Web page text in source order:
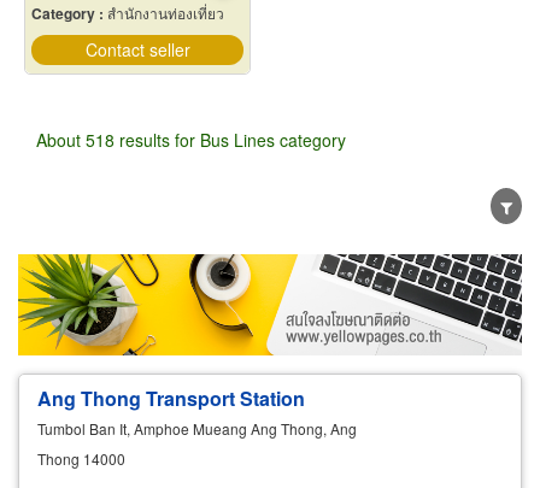
Category : สำนักงานท่องเที่ยว
Contact seller
About 518 results for Bus Lines category
Wholesale Retail Manufacturer
Dealer
Exporter/Importer
Service Business
Ang Thong Transport Station
Tumbol Ban It, Amphoe Mueang Ang Thong, Ang
Thong 14000